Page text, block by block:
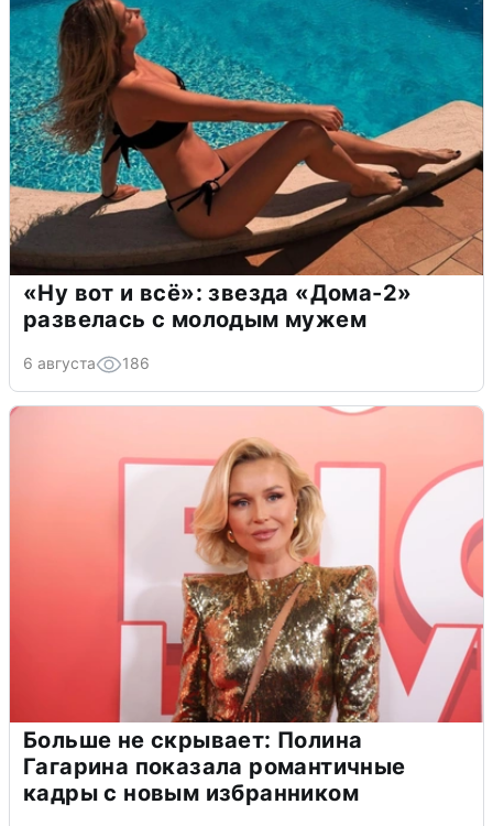
«Ну вот и всё»: звезда «Дома-2»
развелась с молодым мужем
6 августа 186
Больше не скрывает: Полина
Гагарина показала романтичные
кадры с новым избранником